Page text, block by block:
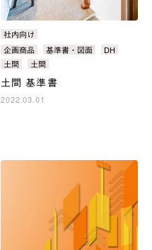
カ
テ
ゴ
リ：
社内向け
タ
グ：
企画商品 基準書・図面
DH
土間
土間
土間 基準書
2022.03.01